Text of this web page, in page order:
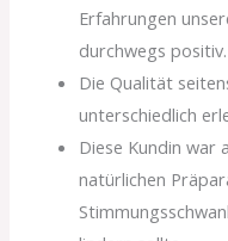
Erfahrungen
durchwegs positiv.
Die Qualität
unterschiedlich
Diese Kundin war
natürlichen